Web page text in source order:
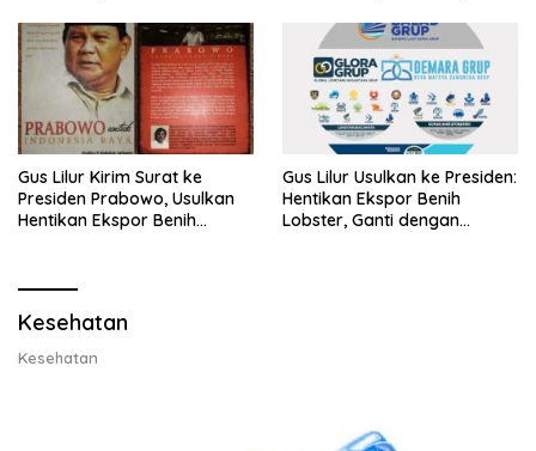
Gus Lilur Kirim Surat ke
Presiden Prabowo, Usulkan
Hentikan Ekspor Benih
Gus Lilur Usulkan ke Presiden:
Hentikan Ekspor Benih
Lobster, Ganti dengan
Kesehatan
Kesehatan